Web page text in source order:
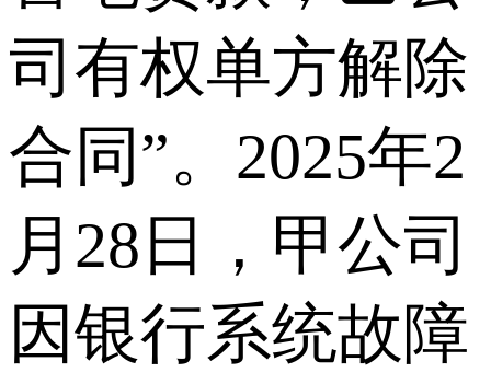
司有权单方解除
合同”。2025年2
月28日，甲公司
因银行系统故障